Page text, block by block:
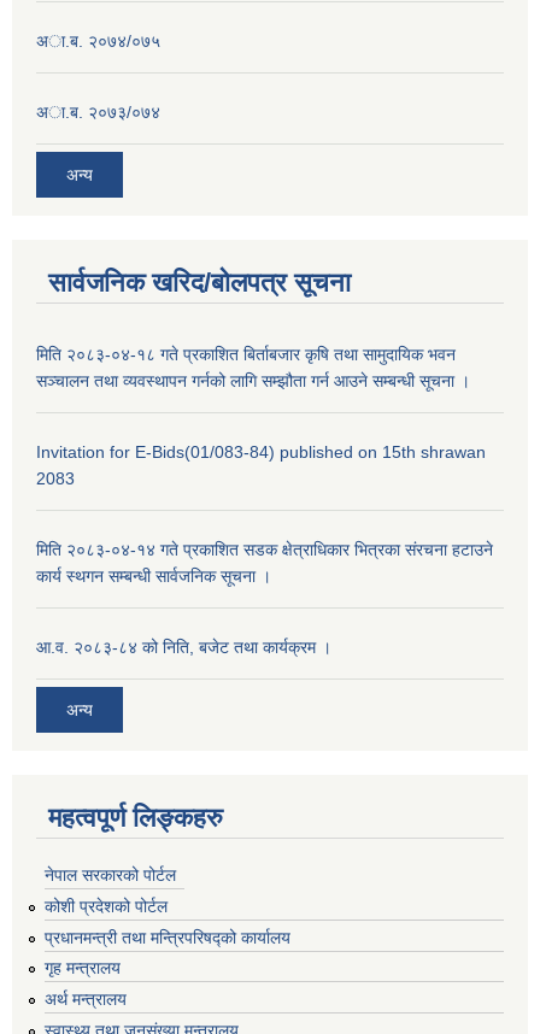
अा.ब. २०७४/०७५
अा.ब. २०७३/०७४
अन्य
सार्वजनिक खरिद/बोलपत्र सूचना
मिति २०८३-०४-१८ गते प्रकाशित बिर्ताबजार कृषि तथा सामुदायिक भवन
सञ्चालन तथा व्यवस्थापन गर्नको लागि सम्झौता गर्न आउने सम्बन्धी सूचना ।
Invitation for E-Bids(01/083-84) published on 15th shrawan
2083
मिति २०८३-०४-१४ गते प्रकाशित सडक क्षेत्राधिकार भित्रका संरचना हटाउने
कार्य स्थगन सम्बन्धी सार्वजनिक सूचना ।
आ.व. २०८३-८४ को निति, बजेट तथा कार्यक्रम ।
अन्य
महत्वपूर्ण लिङ्कहरु
नेपाल सरकारको पोर्टल
कोशी प्रदेशको पोर्टल
प्रधानमन्‍त्री तथा मन्‍त्रिपरिषद्को कार्यालय
गृह मन्‍त्रालय
अर्थ मन्त्रालय